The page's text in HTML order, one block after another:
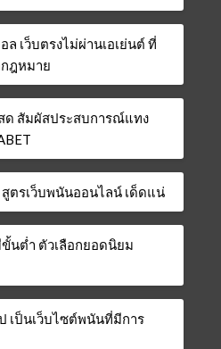
ล เว็บตรงไม่ผ่านเอเย่นต์ ที่
กฎหมาย
ด สัมผัสประสบการณ์แทง
สูตรเว็บพนันออนไลน์ เด็ดแน่
นต่ำ ตัวเลือกยอดนิยม
เป็นเว็บไซต์พนันที่มีการ